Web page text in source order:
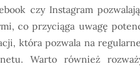
czy Instagram
co przyciąga uwagę
która pozwala na
Warto również